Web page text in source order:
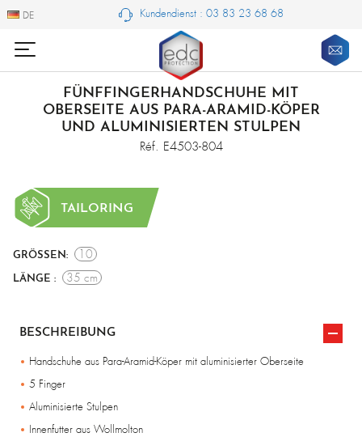
DE
DE Kundendienst : 03 83 23 68 68
FÜNFFINGERHANDSCHUHE MIT
OBERSEITE AUS PARA-ARAMID-KÖPER
UND ALUMINISIERTEN STULPEN
Réf. E4503-804
TAILORING
GRÖSSEN: 10
LÄNGE : 35 cm
BESCHREIBUNG
Handschuhe aus Para-Aramid-Köper mit aluminisierter Oberseite
5 Finger
Aluminisierte Stulpen
Innenfutter aus Wollmolton